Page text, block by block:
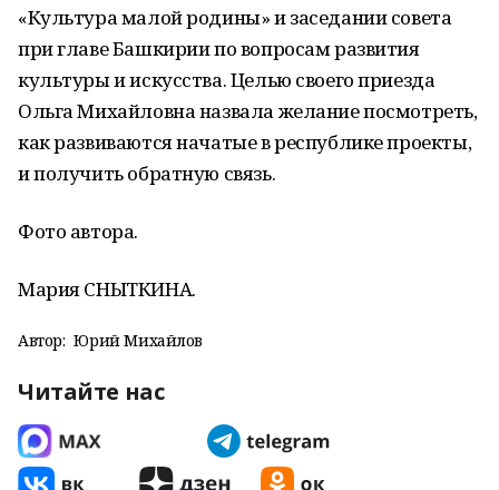
«Культура малой родины» и заседании совета
при главе Башкирии по вопросам развития
культуры и искусства. Целью своего приезда
Ольга Михайловна назвала желание посмотреть,
как развиваются начатые в республике проекты,
и получить обратную связь.
Фото автора.
Мария СНЫТКИНА.
Автор: Юрий Михайлов
Читайте нас